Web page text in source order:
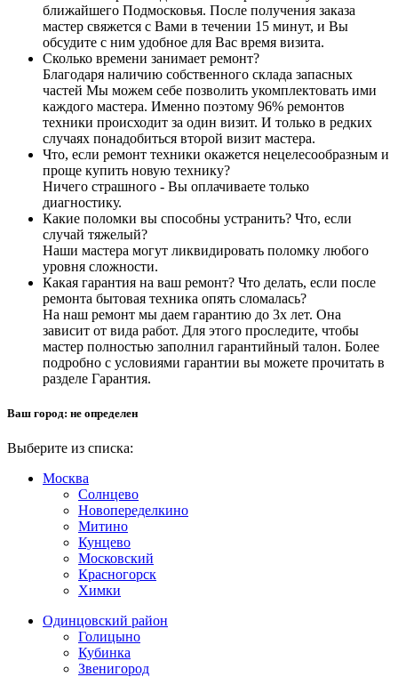
ближайшего Подмосковья. После получения заказа
мастер свяжется с Вами в течении 15 минут, и Вы
обсудите с ним удобное для Вас время визита.
Сколько времени занимает ремонт?
Благодаря наличию собственного склада запасных
частей Мы можем себе позволить укомплектовать ими
каждого мастера. Именно поэтому 96% ремонтов
техники происходит за один визит. И только в редких
случаях понадобиться второй визит мастера.
Что, если ремонт техники окажется нецелесообразным и
проще купить новую технику?
Ничего страшного - Вы оплачиваете только
диагностику.
Какие поломки вы способны устранить? Что, если
случай тяжелый?
Наши мастера могут ликвидировать поломку любого
уровня сложности.
Какая гарантия на ваш ремонт? Что делать, если после
ремонта бытовая техника опять сломалась?
На наш ремонт мы даем гарантию до 3х лет. Она
зависит от вида работ. Для этого проследите, чтобы
мастер полностью заполнил гарантийный талон. Более
подробно с условиями гарантии вы можете прочитать в
разделе Гарантия.
Ваш город: не определен
Выберите из списка:
Москва
Солнцево
Новопеределкино
Митино
Кунцево
Московский
Красногорск
Химки
Одинцовский район
Голицыно
Кубинка
Звенигород